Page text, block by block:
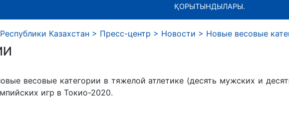
ҚОРЫТЫНДЫЛАРЫ.
Казахстан > Пресс-центр > Новости > Новые весовые
весовые категории в тяжелой атлетике (десять мужских и
игр в Токио-2020.